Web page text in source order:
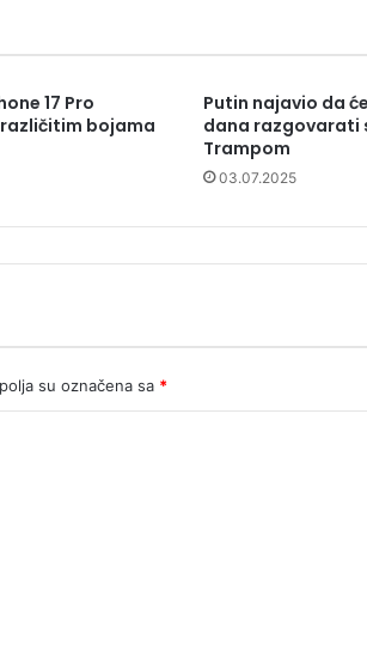
17 Pro
bojama
Putin najavio da
dana razgovarati
Trampom
03.07.2025
su označena sa *